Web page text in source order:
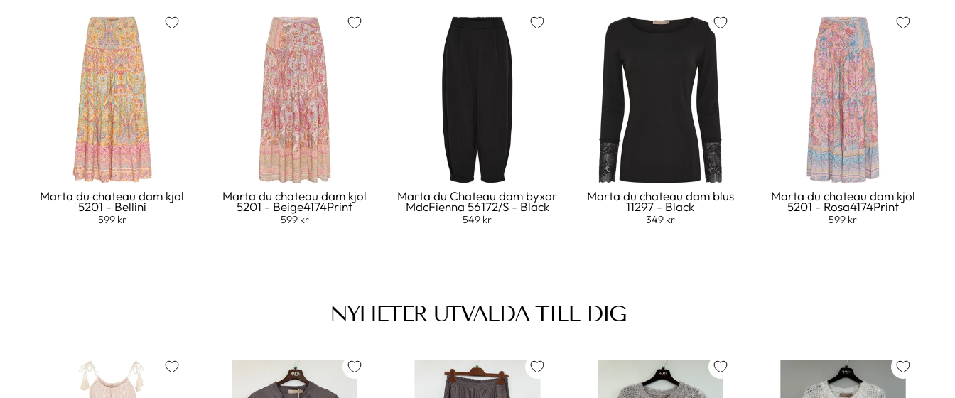
Marta du chateau dam kjol
5201 - Bellini
599 kr
Marta du chateau dam kjol
5201 - Beige4174Print
599 kr
Marta du Chateau dam byxor
MdcFienna 56172/S - Black
549 kr
Marta du chateau dam blus
11297 - Black
349 kr
Marta du chateau dam kjol
5201 - Rosa4174Print
599 kr
NYHETER UTVALDA TILL DIG